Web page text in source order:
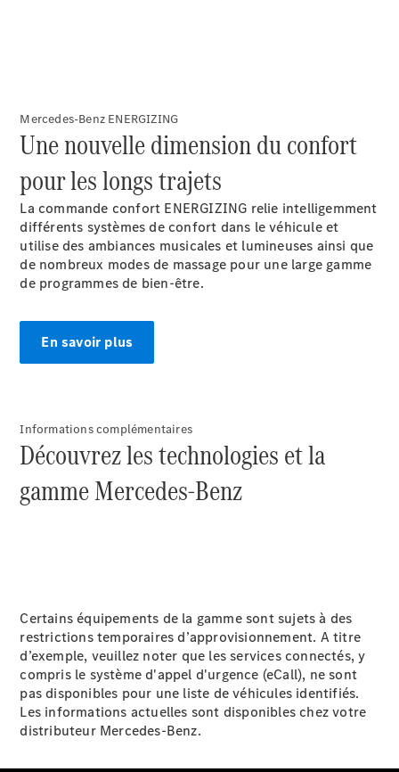
Breaks/Shooting Brakes
Tous les
Shooting
Classe C
Break
Classe C
All-Terrain
Classe E
véhicule
neuf en
stock
Configurez
votre
véhicule
Compactes
Mercedes-Benz ENERGIZING
Une nouvelle dimension du confort
pour les longs trajets
La commande confort ENERGIZING relie intelligemment
différents systèmes de confort dans le véhicule et
utilise des ambiances musicales et lumineuses ainsi que
de nombreux modes de massage pour une large gamme
de programmes de bien-être.
En savoir plus
Informations complémentaires
Découvrez les technologies et la
gamme Mercedes-Benz
Certains équipements de la gamme sont sujets à des
restrictions temporaires d’approvisionnement. A titre
d’exemple, veuillez noter que les services connectés, y
compris le système d'appel d'urgence (eCall), ne sont
pas disponibles pour une liste de véhicules identifiés.
Les informations actuelles sont disponibles chez votre
distributeur Mercedes-Benz.